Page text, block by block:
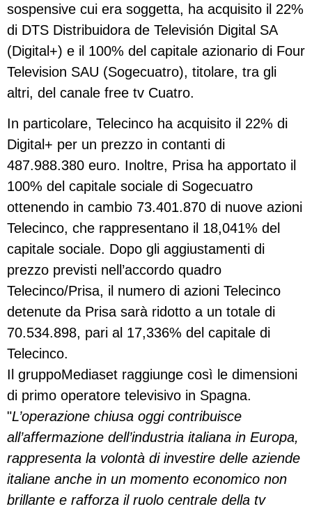
sospensive cui era soggetta, ha acquisito il 22%
di DTS Distribuidora de Televisión Digital SA
(Digital+) e il 100% del capitale azionario di Four
Television SAU (Sogecuatro), titolare, tra gli
altri, del canale free tv Cuatro.
In particolare, Telecinco ha acquisito il 22% di
Digital+ per un prezzo in contanti di
487.988.380 euro. Inoltre, Prisa ha apportato il
100% del capitale sociale di Sogecuatro
ottenendo in cambio 73.401.870 di nuove azioni
Telecinco, che rappresentano il 18,041% del
capitale sociale. Dopo gli aggiustamenti di
prezzo previsti nell’accordo quadro
Telecinco/Prisa, il numero di azioni Telecinco
detenute da Prisa sarà ridotto a un totale di
70.534.898, pari al 17,336% del capitale di
Telecinco.
Il gruppoMediaset raggiunge così le dimensioni
di primo operatore televisivo in Spagna.
"L’operazione chiusa oggi contribuisce
all’affermazione dell’industria italiana in Europa,
rappresenta la volontà di investire delle aziende
italiane anche in un momento economico non
brillante e rafforza il ruolo centrale della tv